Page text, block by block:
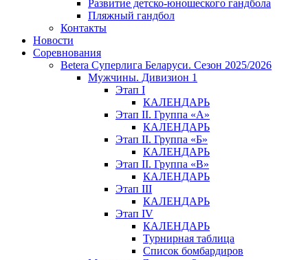
Развитие детско-юношеского гандбола
Пляжный гандбол
Контакты
Новости
Соревнования
Betera Суперлига Беларуси. Сезон 2025/2026
Мужчины. Дивизион 1
Этап I
КАЛЕНДАРЬ
Этап II. Группа «А»
КАЛЕНДАРЬ
Этап II. Группа «Б»
КАЛЕНДАРЬ
Этап II. Группа «В»
КАЛЕНДАРЬ
Этап III
КАЛЕНДАРЬ
Этап IV
КАЛЕНДАРЬ
Турнирная таблица
Список бомбардиров